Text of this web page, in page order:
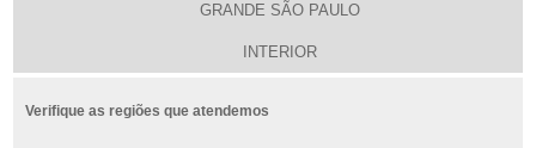
GRANDE SÃO PAULO
INTERIOR
Verifique as regiões que atendemos